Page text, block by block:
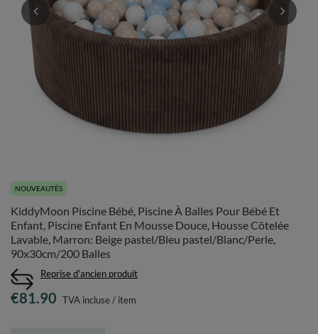
NOUVEAUTÉS
KiddyMoon Piscine Bébé, Piscine À Balles Pour Bébé Et
Enfant, Piscine Enfant En Mousse Douce, Housse Côtelée
Lavable, Marron: Beige pastel/Bleu pastel/Blanc/Perle,
90x30cm/200 Balles
Reprise d'ancien produit
€81.90 TVA incluse/ item